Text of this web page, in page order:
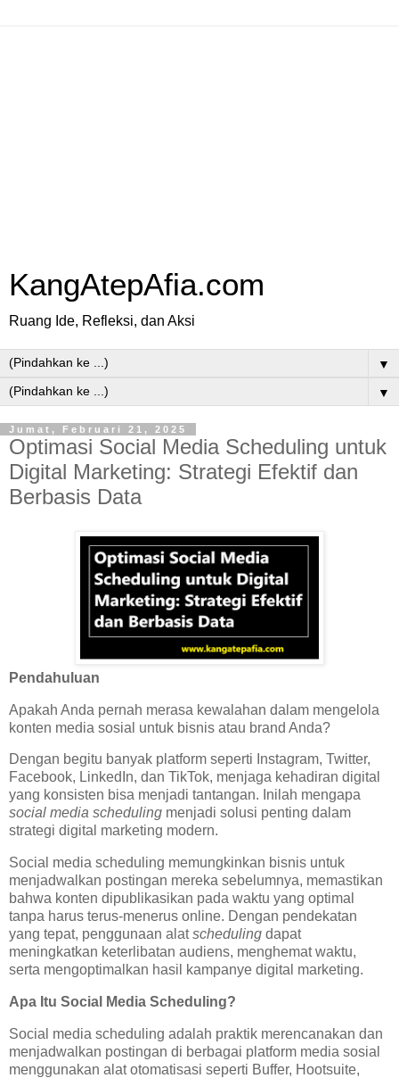
KangAtepAfia.com
Ruang Ide, Refleksi, dan Aksi
▼
▼
Jumat, Februari 21, 2025
Optimasi Social Media Scheduling untuk
Digital Marketing: Strategi Efektif dan
Berbasis Data
Pendahuluan
Apakah Anda pernah merasa kewalahan dalam mengelola
konten media sosial untuk bisnis atau brand Anda?
Dengan begitu banyak platform seperti Instagram, Twitter,
Facebook, LinkedIn, dan TikTok, menjaga kehadiran digital
yang konsisten bisa menjadi tantangan. Inilah mengapa
social media scheduling menjadi solusi penting dalam
strategi digital marketing modern.
Social media scheduling memungkinkan bisnis untuk
menjadwalkan postingan mereka sebelumnya, memastikan
bahwa konten dipublikasikan pada waktu yang optimal
tanpa harus terus-menerus online. Dengan pendekatan
yang tepat, penggunaan alatscheduling dapat
meningkatkan keterlibatan audiens, menghemat waktu,
serta mengoptimalkan hasil kampanye digital marketing.
Apa Itu Social Media Scheduling?
Social media scheduling adalah praktik merencanakan dan
menjadwalkan postingan di berbagai platform media sosial
menggunakan alat otomatisasi seperti Buffer, Hootsuite,